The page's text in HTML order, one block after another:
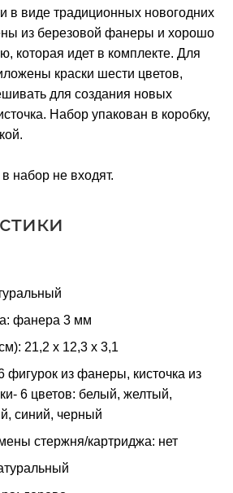
в виде традиционных новогодних
из березовой фанеры и хорошо
которая идет в комплекте. Для
краски шести цветов,
для создания новых
Набор упакован в коробку,
набор не входят.
фанера 3 мм
21,2 х 12,3 х 3,1
фигурок из фанеры, кисточка из
6 цветов: белый, желтый,
синий, черный
стержня/картриджа: нет